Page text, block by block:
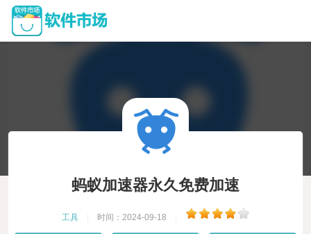
蚂蚁加速器永久免费加速
工具 时间：2024-09-18